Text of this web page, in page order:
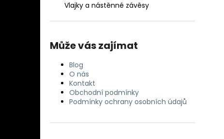
Vlajky a nástěnné závěsy
Může vás zajímat
Blog
O nás
Kontakt
Obchodní podmínky
Podmínky ochrany osobních údajů